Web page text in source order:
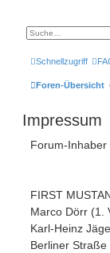
Schnellzugriff
Foren-Übersicht
Impressum
Forum-Inhaber
FIRST
Marco Dörr (1.
Karl-Heinz
Berliner Straße